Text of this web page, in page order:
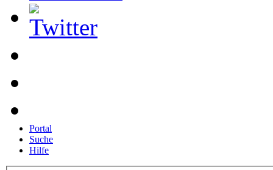
Portal
Suche
Hilfe